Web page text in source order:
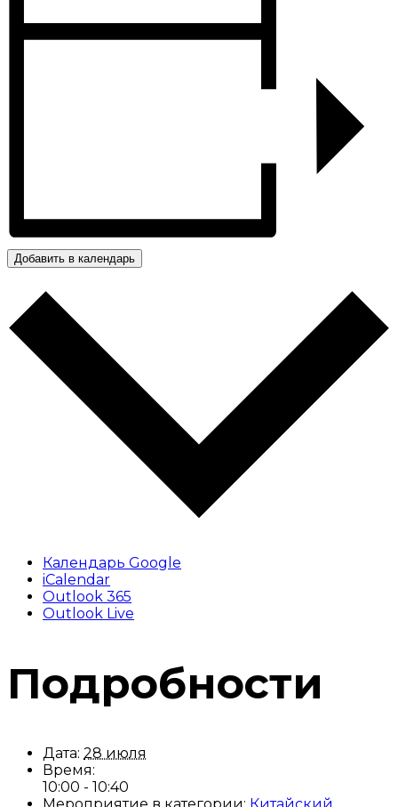
Добавить в календарь
Календарь Google
iCalendar
Outlook 365
Outlook Live
Подробности
Дата: 28 июля
Время:
10:00 - 10:40